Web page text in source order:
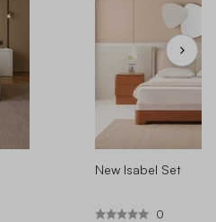
New Isabel Set
0